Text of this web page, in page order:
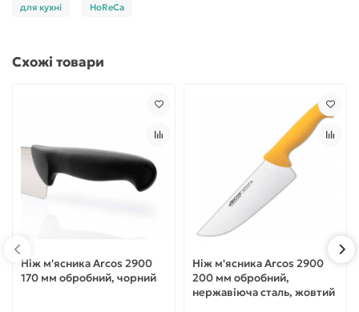
для кухні HoReCa
Схожі товари
Ніж м'ясника Arcos 2900
170 мм обробний, чорний
Ніж м'ясника Arcos 2900
200 мм обробний,
нержавіюча сталь, жовтий